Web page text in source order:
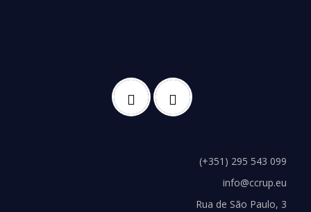
(+351) 295 543 099
info@ccrup.eu
Rua de São Paulo, 3